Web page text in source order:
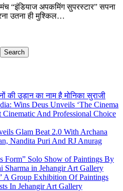
“इंडियाज अपकमिंग सुपरस्टार” सपना
उतना ही मुश्किल…
Search
की उड़ान का नाम है मोनिका सुराजी
Wins Deus Unveils ‘The Cinema
And Professional Choice
Glam Beat 2.0 With Archana
Nandita Puri And RJ Anurag
Form” Solo Show of Paintings By
Sharma in Jehangir Art Gallery
A Group Exhibition Of Paintings
In Jehangir Art Gallery